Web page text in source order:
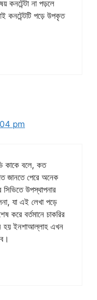
কনটেন্টা না পড়লে
কনটেন্টটি পড়ে উপকৃত
pm
কাকে বলে, কত
জানতে পেরে অনেক
উপস্থাপনার
যা এই লেখা পড়ে
করে বর্তমানে চাকরির
হয় ইনশাআল্লাহ এখন